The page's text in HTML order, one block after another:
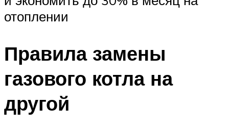
отоплении
Правила замены
газового котла на
другой